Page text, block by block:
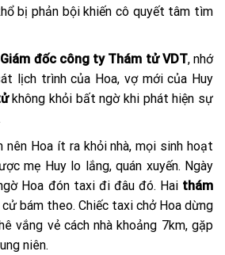
bị phản bội khiến cô quyết tâm tìm
Giám đốc công ty Thám tử VDT, nhớ
lịch trình của Hoa, vợ mới của Huy
không khỏi bất ngờ khi phát hiện sự
nên Hoa ít ra khỏi nhà, mọi sinh hoạt
mẹ Huy lo lắng, quán xuyến. Ngày
Hoa đón taxi đi đâu đó. Haithám
bám theo. Chiếc taxi chở Hoa dừng
vắng vẻ cách nhà khoảng 7km, gặp
niên.